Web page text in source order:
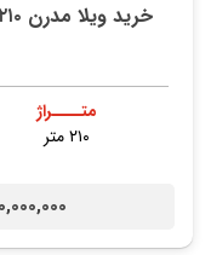
خرید ویلا مدرن ۲۱۰ متری سند دار در عربخیل چمستان
متــــراژ
۲۱۰ متر
800,000,000